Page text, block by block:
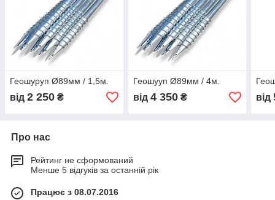
Геошуруп Ø89мм / 1,5м.
від 2 250 ₴
Геошууп Ø89мм / 4м.
від 4 350₴ від
Про нас
Рейтинг не сформований
Менше 5 відгуків за останній рік
Працює з 08.07.2016